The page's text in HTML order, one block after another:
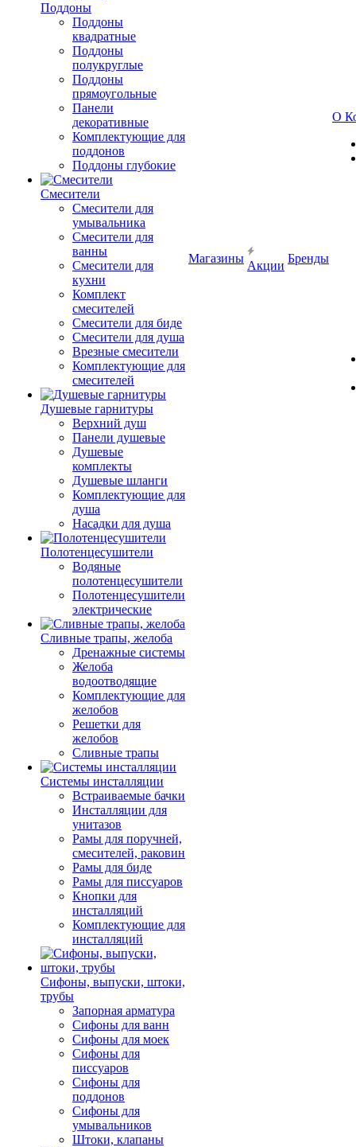
Поддоны
Поддоны
квадратные
Поддоны
полукруглые
Поддоны
прямоугольные
Панели
декоративные
Комплектующие для
поддонов
Поддоны глубокие
Смесители
Смесители для
умывальника
Смесители для
ванны
Смесители для
кухни
Комплект
смесителей
Смесители для биде
Смесители для душа
Врезные смесители
Комплектующие для
смесителей
Душевые гарнитуры
Верхний душ
Панели душевые
Душевые
комплекты
Душевые шланги
Комплектующие для
душа
Насадки для душа
Полотенцесушители
Водяные
полотенцесушители
Полотенцесушители
электрические
Сливные трапы, желоба
Дренажные системы
Желоба
водоотводящие
Комплектующие для
желобов
Решетки для
желобов
Сливные трапы
Системы инсталляции
Встраиваемые бачки
Инсталляции для
унитазов
Рамы для поручней,
смесителей, раковин
Рамы для биде
Рамы для писсуаров
Кнопки для
инсталляций
Комплектующие для
инсталляций
Сифоны, выпуски, штоки,
трубы
Запорная арматура
Сифоны для ванн
Сифоны для моек
Сифоны для
писсуаров
Сифоны для
поддонов
Сифоны для
умывальников
Штоки, клапаны
Магазины
Акции
Бренды
О